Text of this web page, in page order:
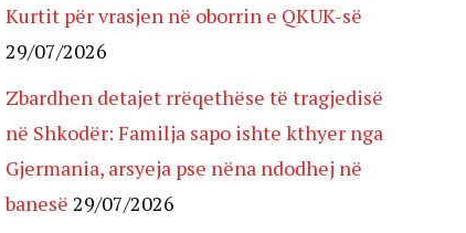
Kurtit për vrasjen në oborrin e QKUK-së
29/07/2026
Zbardhen detajet rrëqethëse të tragjedisë
në Shkodër: Familja sapo ishte kthyer nga
Gjermania, arsyeja pse nëna ndodhej në
banesë 29/07/2026